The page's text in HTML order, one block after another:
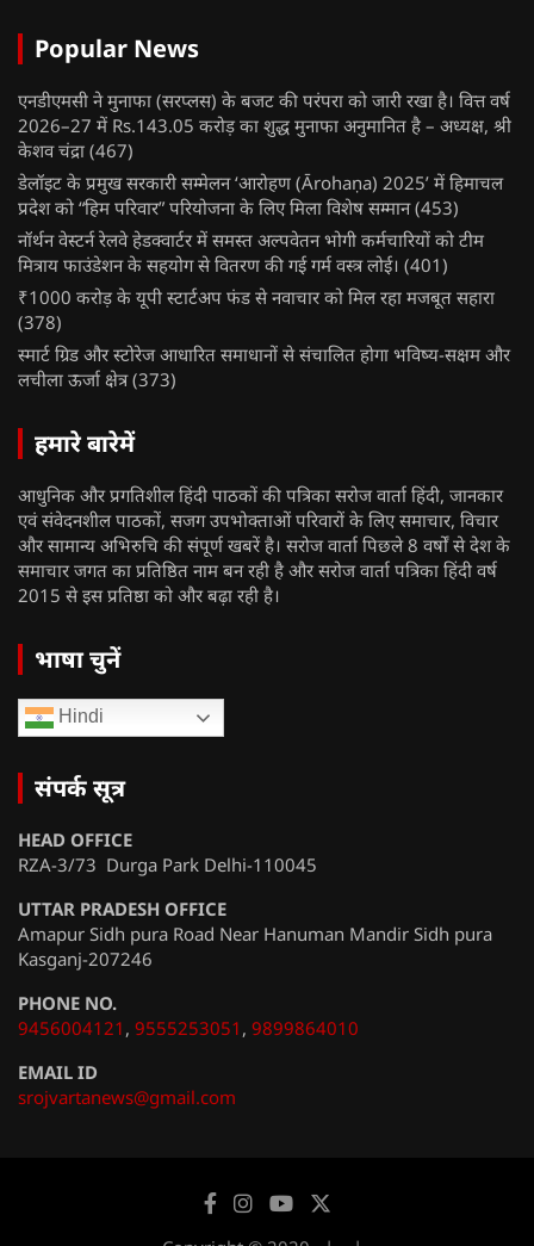
Popular News
एनडीएमसी ने मुनाफा (सरप्लस) के बजट की परंपरा को जारी रखा है। वित्त वर्ष
2026–27 में Rs.143.05 करोड़ का शुद्ध मुनाफा अनुमानित है – अध्यक्ष, श्री
केशव चंद्रा (467)
डेलॉइट के प्रमुख सरकारी सम्मेलन ‘आरोहण (Ārohaṇa) 2025’ में हिमाचल
प्रदेश को “हिम परिवार” परियोजना के लिए मिला विशेष सम्मान (453)
नॉर्थन वेस्टर्न रेलवे हेडक्वार्टर में समस्त अल्पवेतन भोगी कर्मचारियों को टीम
मित्राय फाउंडेशन के सहयोग से वितरण की गई गर्म वस्त्र लोई। (401)
₹1000 करोड़ के यूपी स्टार्टअप फंड से नवाचार को मिल रहा मजबूत सहारा
(378)
स्मार्ट ग्रिड और स्टोरेज आधारित समाधानों से संचालित होगा भविष्य-सक्षम और
लचीला ऊर्जा क्षेत्र (373)
हमारे बारेमें
आधुनिक और प्रगतिशील हिंदी पाठकों की पत्रिका सरोज वार्ता हिंदी, जानकार
एवं संवेदनशील पाठकों, सजग उपभोक्ताओं परिवारों के लिए समाचार, विचार
और सामान्य अभिरुचि की संपूर्ण खबरें है। सरोज वार्ता पिछले 8 वर्षों से देश के
समाचार जगत का प्रतिष्ठित नाम बन रही है और सरोज वार्ता पत्रिका हिंदी वर्ष
2015 से इस प्रतिष्ठा को और बढ़ा रही है।
भाषा चुनें
Hindi
संपर्क सूत्र
HEAD OFFICE
RZA-3/73 Durga Park Delhi-110045
UTTAR PRADESH OFFICE
Amapur Sidh pura Road Near Hanuman Mandir Sidh pura
Kasganj-207246
PHONE NO.
9456004121 , 9555253051 , 9899864010
EMAIL ID
srojvartanews@gmail.com